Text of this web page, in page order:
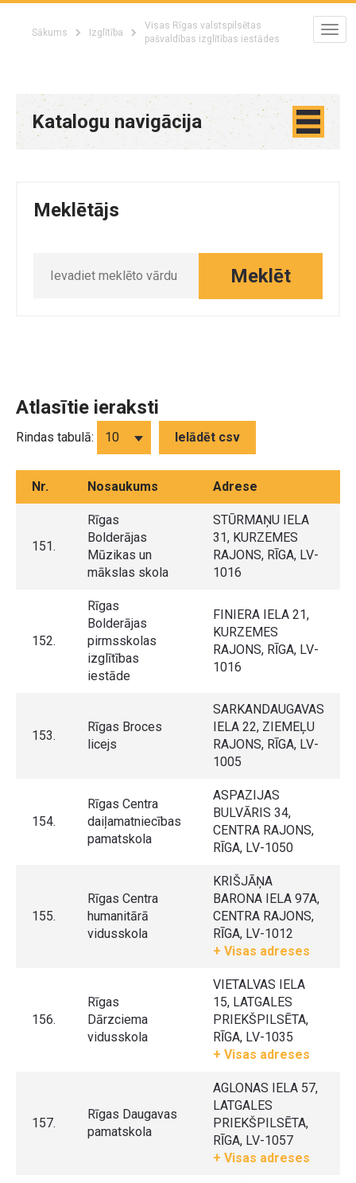
Sākums Izglītība
Visas Rīgas valstspilsētas
pašvaldības izglītības iestādes
Katalogu navigācija
Meklētājs
Meklēt
Atlasītie ieraksti
Rindas tabulā: Ielādēt csv
Nr. Nosaukums Adrese
151.
Rīgas
Bolderājas
Mūzikas un
mākslas skola
STŪRMAŅU IELA
31, KURZEMES
RAJONS, RĪGA, LV-
1016
152.
Rīgas
Bolderājas
pirmsskolas
izglītības
iestāde
FINIERA IELA 21,
KURZEMES
RAJONS, RĪGA, LV-
1016
153.
Rīgas Broces
licejs
SARKANDAUGAVAS
IELA 22, ZIEMEĻU
RAJONS, RĪGA, LV-
1005
154.
Rīgas Centra
daiļamatniecības
pamatskola
ASPAZIJAS
BULVĀRIS 34,
CENTRA RAJONS,
RĪGA, LV-1050
155.
Rīgas Centra
humanitārā
vidusskola
KRIŠJĀŅA
BARONA IELA 97A,
CENTRA RAJONS,
RĪGA, LV-1012
+ Visas adreses
156.
Rīgas
Dārzciema
vidusskola
VIETALVAS IELA
15, LATGALES
PRIEKŠPILSĒTA,
RĪGA, LV-1035
+ Visas adreses
157.
Rīgas Daugavas
pamatskola
AGLONAS IELA 57,
LATGALES
PRIEKŠPILSĒTA,
RĪGA, LV-1057
+ Visas adreses